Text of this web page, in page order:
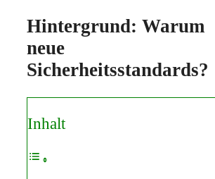
Hintergrund: Warum
neue
Sicherheitsstandards?
Inhalt